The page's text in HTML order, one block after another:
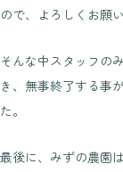
ので、よろしくお願
そんな中スタッフの
き、無事終了する事
た。
最後に、みずの農園